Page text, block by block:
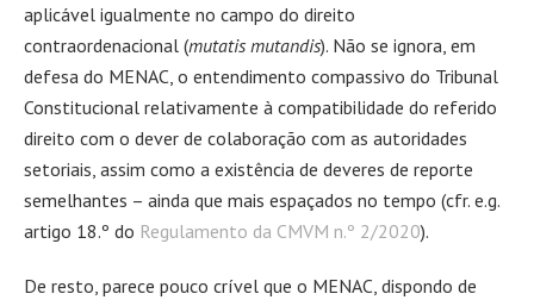
aplicável igualmente no campo do direito
contraordenacional (mutatis mutandis). Não se ignora, em
defesa do MENAC, o entendimento compassivo do Tribunal
Constitucional relativamente à compatibilidade do referido
direito com o dever de colaboração com as autoridades
setoriais, assim como a existência de deveres de reporte
semelhantes – ainda que mais espaçados no tempo (cfr. e.g.
artigo 18.º do Regulamento da CMVM n.º 2/2020).
De resto, parece pouco crível que o MENAC, dispondo de